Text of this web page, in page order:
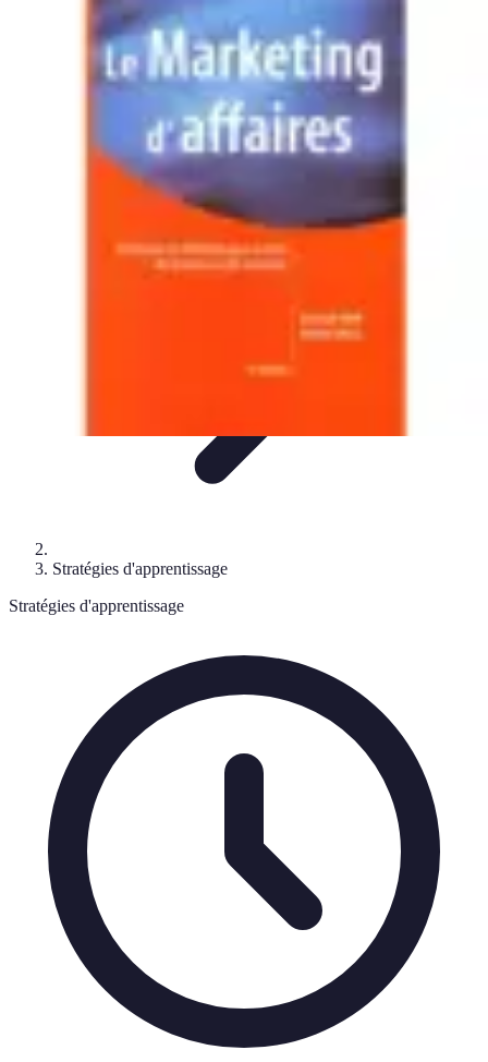
Apprendre Rubik Cube
Astuces et conseilsApprentissageTechniques
d'apprentissageMéthodes d'apprentissage Techniques
Apprendre Rubik Cube
Stratégies d'apprentissage
Stratégies d'apprentissage